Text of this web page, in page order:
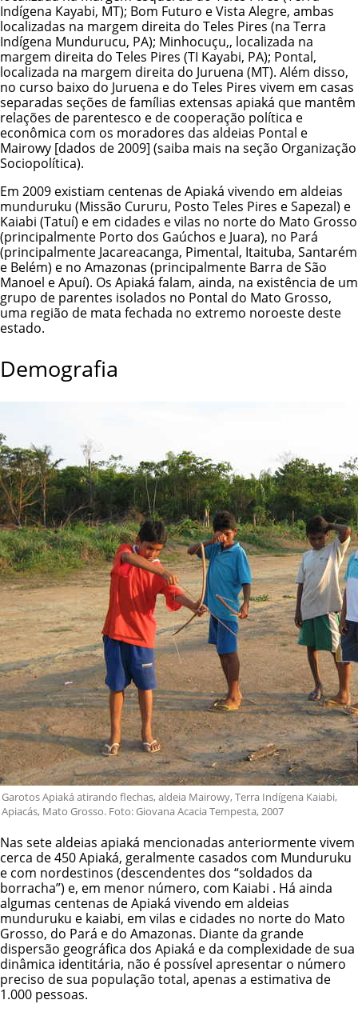
Indígena Kayabi, MT); Bom Futuro e Vista Alegre, ambas
localizadas na margem direita do Teles Pires (na Terra
Indígena Mundurucu, PA); Minhocuçu,, localizada na
margem direita do Teles Pires (TI Kayabi, PA); Pontal,
localizada na margem direita do Juruena (MT). Além disso,
no curso baixo do Juruena e do Teles Pires vivem em casas
separadas seções de famílias extensas apiaká que mantêm
relações de parentesco e de cooperação política e
econômica com os moradores das aldeias Pontal e
Mairowy [dados de 2009] (saiba mais na seção Organização
Sociopolítica).
Em 2009 existiam centenas de Apiaká vivendo em aldeias
munduruku (Missão Cururu, Posto Teles Pires e Sapezal) e
Kaiabi (Tatuí) e em cidades e vilas no norte do Mato Grosso
(principalmente Porto dos Gaúchos e Juara), no Pará
(principalmente Jacareacanga, Pimental, Itaituba, Santarém
e Belém) e no Amazonas (principalmente Barra de São
Manoel e Apuí). Os Apiaká falam, ainda, na existência de um
grupo de parentes isolados no Pontal do Mato Grosso,
uma região de mata fechada no extremo noroeste deste
estado.
Demografia
Garotos Apiaká atirando flechas, aldeia Mairowy, Terra Indígena Kaiabi,
Apiacás, Mato Grosso. Foto: Giovana Acacia Tempesta, 2007
Nas sete aldeias apiaká mencionadas anteriormente vivem
cerca de 450 Apiaká, geralmente casados com Munduruku
e com nordestinos (descendentes dos “soldados da
borracha”) e, em menor número, com Kaiabi . Há ainda
algumas centenas de Apiaká vivendo em aldeias
munduruku e kaiabi, em vilas e cidades no norte do Mato
Grosso, do Pará e do Amazonas. Diante da grande
dispersão geográfica dos Apiaká e da complexidade de sua
dinâmica identitária, não é possível apresentar o número
preciso de sua população total, apenas a estimativa de
1.000 pessoas.